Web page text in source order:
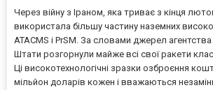
Через війну з Іраном, яка триває з кінця
використала більшу частину наземних
ATACMS і PrSM. За словами джерел
Штати розгорнули майже всі свої ракети
Ці високотехнологічні зразки озброєння
мільйон доларів кожен і вважаються